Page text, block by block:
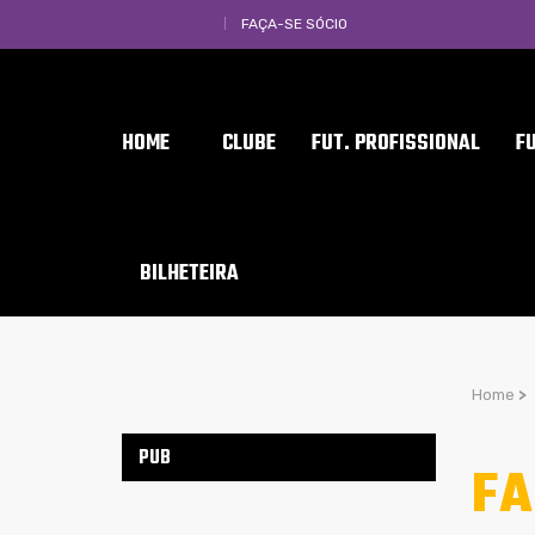
FAÇA-SE SÓCIO
HOME CLUBE FUT. PROFISSIONAL
BILHETEIRA
Home >
PUB